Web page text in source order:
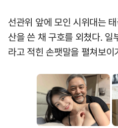
선관위 앞에 모인 시위대는
산을 쓴 채 구호를 외쳤다.
라고 적힌 손팻말을 펼쳐보이